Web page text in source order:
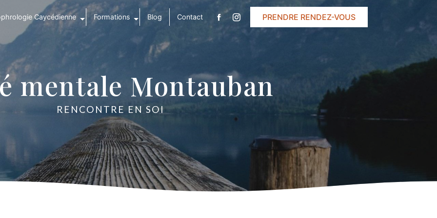
Caycédienne Formations Blog Contact PRENDRE RENDEZ-VOUS
mentale Montauban
RENCONTRE EN SOI